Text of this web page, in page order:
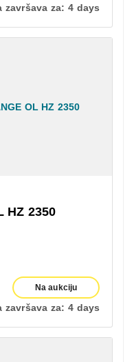
završava za: 4 days
HZ 2350
Na aukciju
završava za: 4 days